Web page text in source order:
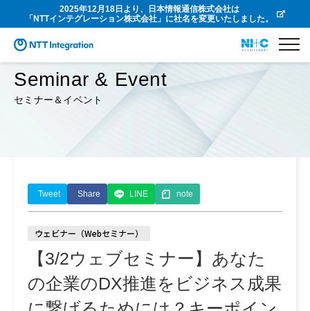
2025年12月18日より、日本情報通信株式会社は
「NTTインテグレーション株式会社」に社名を変更いたしました。
Seminar & Event
セミナー＆イベント
Tweet Share LINE note
ウェビナー（Webセミナー）
【3/2ウェブセミナー】あなた
の企業のDX推進をビジネス成果